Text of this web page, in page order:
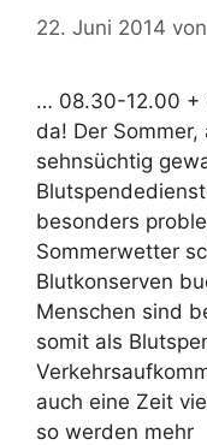
22. Juni 2014 von
… 08.30-12.00 +
da! Der
sehnsüchtig
besonders
Sommerwetter
Blutkonserven
Menschen sind
somit als
auch eine Zeit
so werden mehr